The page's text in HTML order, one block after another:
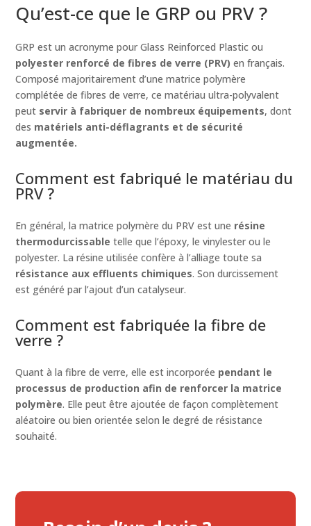
Qu’est-ce que le GRP ou PRV ?
GRP est un acronyme pour Glass Reinforced Plastic ou
polyester renforcé de fibres de verre (PRV)en français.
Composé majoritairement d’une matrice polymère
complétée de fibres de verre, ce matériau ultra-polyvalent
peut servir à fabriquer de nombreux équipements, dont
des matériels anti-déflagrants et de sécurité
augmentée.
Comment est fabriqué le matériau du
PRV ?
En général, la matrice polymère du PRV est une résine
thermodurcissable telle que l’époxy, le vinylester ou le
polyester. La résine utilisée confère à l’alliage toute sa
résistance aux effluents chimiques. Son durcissement
est généré par l’ajout d’un catalyseur.
Comment est fabriquée la fibre de
verre ?
Quant à la fibre de verre, elle est incorporée pendant le
processus de production afin de renforcer la matrice
polymère. Elle peut être ajoutée de façon complètement
aléatoire ou bien orientée selon le degré de résistance
souhaité.